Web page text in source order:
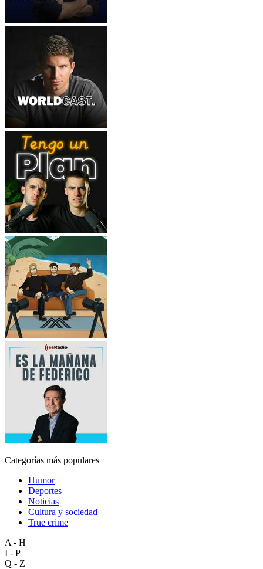
Categorías más populares
Humor
Deportes
Noticias
Cultura y sociedad
True crime
A - H
I - P
Q - Z